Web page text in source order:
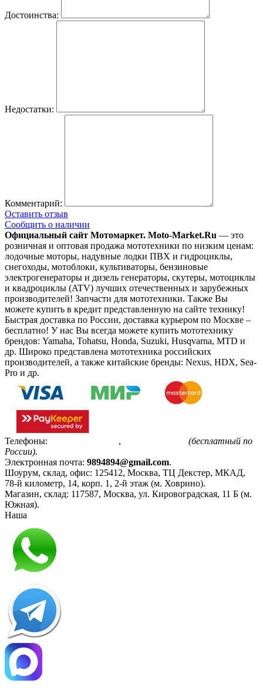
Достоинства:
Недостатки:
Комментарий:
Оставить отзыв
Сообщить о наличии
Официальный сайт Мотомаркет. Moto-Market.Ru — это
розничная и оптовая продажа мототехники по низким ценам:
лодочные моторы, надувные лодки ПВХ и гидроциклы,
снегоходы, мотоблоки, культиваторы, бензиновые
электрогенераторы и дизель генераторы, скутеры, мотоциклы
и квадроциклы (ATV) лучших отечественных и зарубежных
производителей! Запчасти для мототехники. Также Вы
можете купить в кредит представленную на сайте технику!
Быстрая доставка по России, доставка курьером по Москве –
бесплатно! У нас Вы всегда можете купить мототехнику
брендов: Yamaha, Tohatsu, Honda, Suzuki, Husqvarna, MTD и
др. Широко представлена мототехника российских
производителей, а также китайские бренды: Nexus, HDX, Sea-
Pro и др.
Телефоны: ,
(бесплатный по
России).
Электронная почта: 9894894@gmail.com.
Шоурум, склад, офис: 125412, Москва, ТЦ Декстер, МКАД,
78-й километр, 14, корп. 1, 2-й этаж (м. Ховрино).
Магазин, склад: 117587, Москва, ул. Кировоградская, 11 Б (м.
Южная).
Наша